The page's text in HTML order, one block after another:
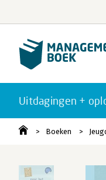
Uitdagingen +
Boeken